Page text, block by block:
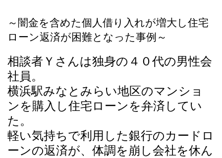
～闇金を含めた個人借り入れが増大し住宅
ローン返済が困難となった事例～
相談者Ｙさんは独身の４０代の男性会
社員。
横浜駅みなとみらい地区のマンショ
ンを購入し住宅ローンを弁済してい
た。
軽い気持ちで利用した銀行のカードロ
ーンの返済が、体調を崩し会社を休ん